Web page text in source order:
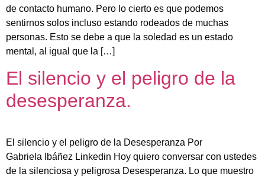
de contacto humano. Pero lo cierto es que podemos
sentirnos solos incluso estando rodeados de muchas
personas. Esto se debe a que la soledad es un estado
mental, al igual que la […]
El silencio y el peligro de la
desesperanza.
El silencio y el peligro de la Desesperanza Por
Gabriela Ibáñez Linkedin Hoy quiero conversar con ustedes
de la silenciosa y peligrosa Desesperanza. Lo que muestro